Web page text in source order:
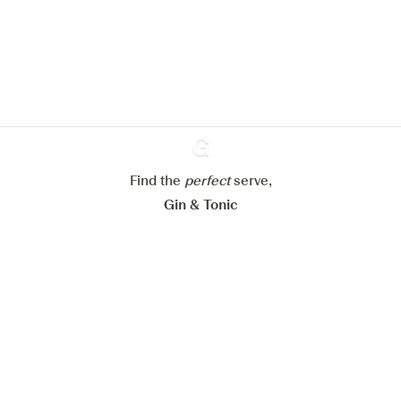
Ginventory
Find the perfectserve,
Gin & Tonic
Mijn cookie-instellingen aanpassen
Alles weigeren Alles aanvaarden